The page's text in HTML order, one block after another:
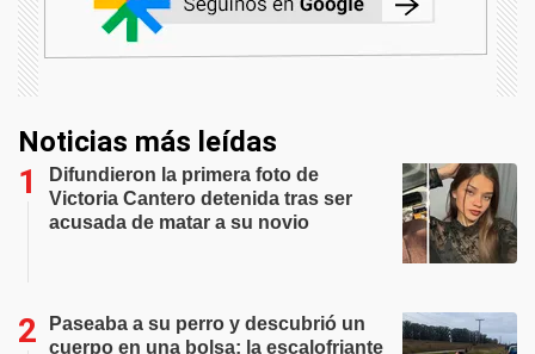
Noticias más leídas
Difundieron la primera foto de
Victoria Cantero detenida tras ser
acusada de matar a su novio
Paseaba a su perro y descubrió un
cuerpo en una bolsa: la escalofriante